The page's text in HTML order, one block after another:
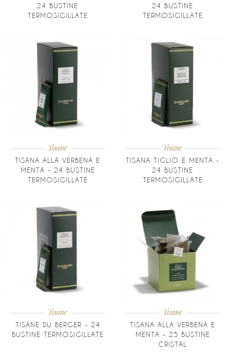
24 BUSTINE
TERMOSIGILLATE
24 BUSTINE
TERMOSIGILLATE
Tisane
TISANA ALLA VERBENA E
MENTA - 24 BUSTINE
TERMOSIGILLATE
Tisane
TISANA TIGLIO E MENTA -
24 BUSTINE
TERMOSIGILLATE
Tisane
TISANE DU BERGER - 24
BUSTINE TERMOSIGILLATE
Tisane
TISANA ALLA VERBENA E
MENTA - 25 BUSTINE
CRISTAL